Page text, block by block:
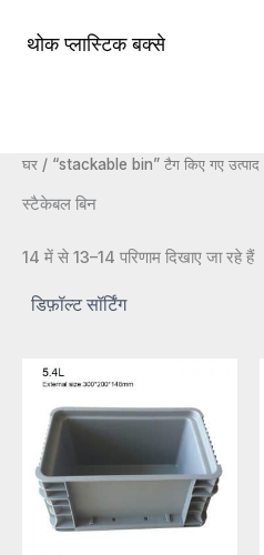
थोक प्लास्टिक बक्से
घर / “stackable bin” टैग किए गए उत्पाद
स्टैकेबल बिन
14 में से 13–14 परिणाम दिखाए जा रहे हैं